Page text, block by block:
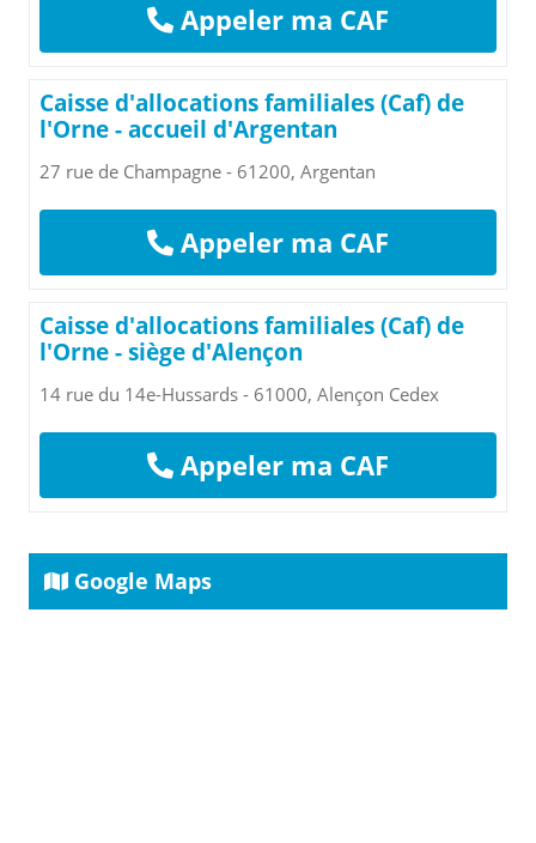
Appeler ma CAF
Caisse d'allocations familiales (Caf) de
l'Orne - accueil d'Argentan
27 rue de Champagne - 61200, Argentan
Appeler ma CAF
Caisse d'allocations familiales (Caf) de
l'Orne - siège d'Alençon
14 rue du 14e-Hussards - 61000, Alençon Cedex
Appeler ma CAF
Google Maps